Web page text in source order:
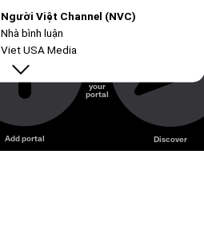
Người Việt Channel (NVC)
Nhà bình luận
Viet USA Media
Add portal
your
portal
Discover